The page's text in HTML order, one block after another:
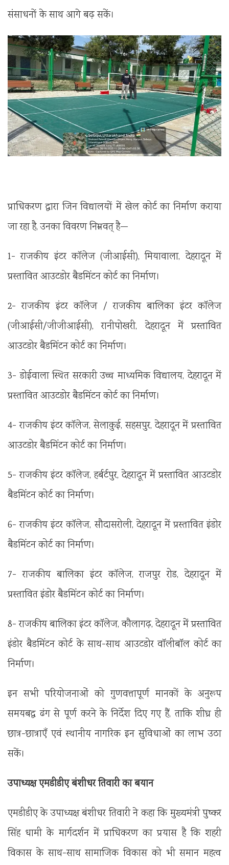
संसाधनों के साथ आगे बढ़ सकें।
प्राधिकरण द्वारा जिन विद्यालयों में खेल कोर्ट का निर्माण कराया
जा रहा है, उनका विवरण निम्नवत् है—
1- राजकीय इंटर कॉलेज (जीआईसी), मियावाला, देहरादून में
प्रस्तावित आउटडोर बैडमिंटन कोर्ट का निर्माण।
2- राजकीय इंटर कॉलेज / राजकीय बालिका इंटर कॉलेज
(जीआईसी/जीजीआईसी), रानीपोखरी, देहरादून में प्रस्तावित
आउटडोर बैडमिंटन कोर्ट का निर्माण।
3- डोईवाला स्थित सरकारी उच्च माध्यमिक विद्यालय, देहरादून में
प्रस्तावित आउटडोर बैडमिंटन कोर्ट का निर्माण।
4- राजकीय इंटर कॉलेज, सेलाकुई, सहसपुर, देहरादून में प्रस्तावित
आउटडोर बैडमिंटन कोर्ट का निर्माण।
5- राजकीय इंटर कॉलेज, हर्बर्टपुर, देहरादून में प्रस्तावित आउटडोर
बैडमिंटन कोर्ट का निर्माण।
6- राजकीय इंटर कॉलेज, सौदासरोली, देहरादून में प्रस्तावित इंडोर
बैडमिंटन कोर्ट का निर्माण।
7- राजकीय बालिका इंटर कॉलेज, राजपुर रोड, देहरादून में
प्रस्तावित इंडोर बैडमिंटन कोर्ट का निर्माण।
8- राजकीय बालिका इंटर कॉलेज, कौलागढ़, देहरादून में प्रस्तावित
इंडोर बैडमिंटन कोर्ट के साथ-साथ आउटडोर वॉलीबॉल कोर्ट का
निर्माण।
इन सभी परियोजनाओं को गुणवत्तापूर्ण मानकों के अनुरूप
समयबद्ध ढंग से पूर्ण करने के निर्देश दिए गए हैं, ताकि शीघ्र ही
छात्र-छात्राएँ एवं स्थानीय नागरिक इन सुविधाओं का लाभ उठा
सकें।
उपाध्यक्ष एमडीडीए बंशीधर तिवारी का बयान
एमडीडीए के उपाध्यक्ष बंशीधर तिवारी ने कहा कि मुख्यमंत्री पुष्कर
सिंह धामी के मार्गदर्शन में प्राधिकरण का प्रयास है कि शहरी
विकास के साथ-साथ सामाजिक विकास को भी समान महत्व